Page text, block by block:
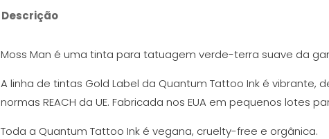
-
Descrição
Moss Man é uma tinta para tatuagem verde-terra suave da
A linha de tintas Gold Label da Quantum Tattoo Ink é
normas REACH da UE. Fabricada nos EUA em pequenos lotes
Toda a Quantum Tattoo Ink é vegana, cruelty-free e orgânica.